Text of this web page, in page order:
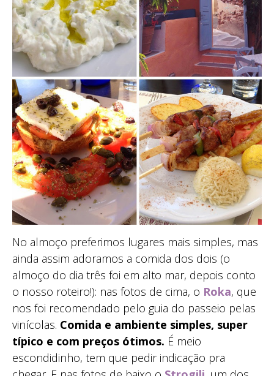
No almoço preferimos lugares mais simples, mas
ainda assim adoramos a comida dos dois (o
almoço do dia três foi em alto mar, depois conto
o nosso roteiro!): nas fotos de cima, o Roka, que
nos foi recomendado pelo guia do passeio pelas
vinícolas. Comida e ambiente simples, super
típico e com preços ótimos. É meio
escondidinho, tem que pedir indicação pra